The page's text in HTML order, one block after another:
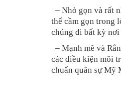
– Nhỏ gọn và rất
thể cầm gọn trong
chúng đi bất kỳ nơi
– Mạnh mẽ và
các điều kiện môi
chuẩn quân sự Mỹ